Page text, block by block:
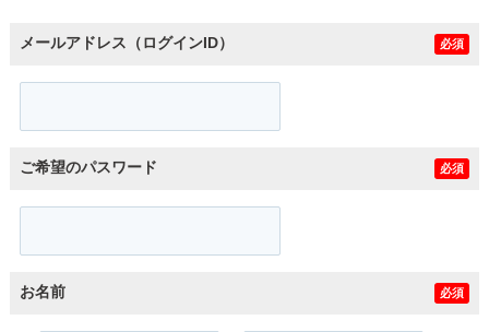
メールアドレス（ログインID） 必須
ご希望のパスワード 必須
お名前 必須